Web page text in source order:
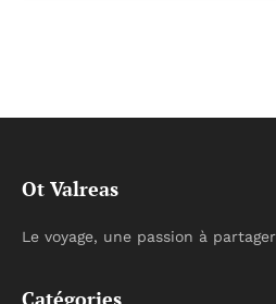
Ot Valreas
Le voyage, une passion à partager